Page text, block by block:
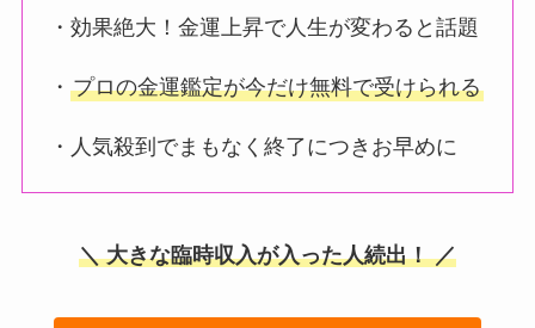
・効果絶大！金運上昇で人生が変わると話題
・プロの金運鑑定が今だけ無料で受けられる
・人気殺到でまもなく終了につきお早めに
＼ 大きな臨時収入が入った人続出！ ／